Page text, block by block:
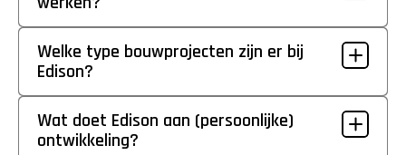
Welke type bouwprojecten zijn er bij
Edison?
Wat doet Edison aan (persoonlijke)
ontwikkeling?